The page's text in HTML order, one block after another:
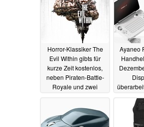
Horror-Klassiker The
Evil Within gibts für
kurze Zeit kostenlos,
neben Piraten-Battle-
Royale und zwei
16.10.2023
Ayaneo